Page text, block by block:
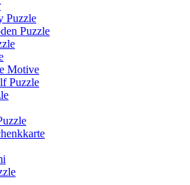
Puzzle
Puzzle
Motive
Puzzle